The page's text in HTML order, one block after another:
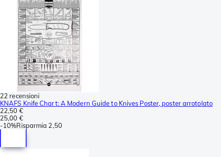
22 recensioni
KNAFS Knife Chart: A Modern Guide to Knives Poster, poster arrotolato
22,50 €
25,00 €
-10%Risparmia 2,50